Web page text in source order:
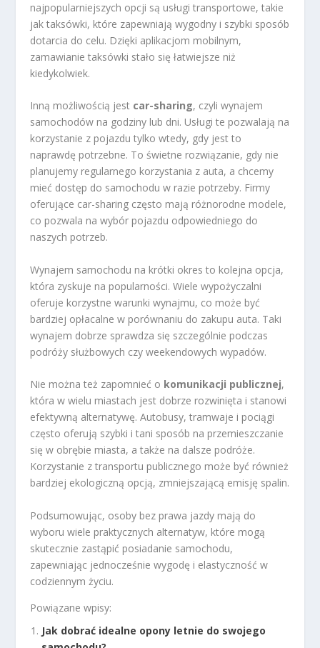
najpopularniejszych opcji są usługi transportowe, takie
jak taksówki, które zapewniają wygodny i szybki sposób
dotarcia do celu. Dzięki aplikacjom mobilnym,
zamawianie taksówki stało się łatwiejsze niż
kiedykolwiek.
Inną możliwością jest car-sharing, czyli wynajem
samochodów na godziny lub dni. Usługi te pozwalają na
korzystanie z pojazdu tylko wtedy, gdy jest to
naprawdę potrzebne. To świetne rozwiązanie, gdy nie
planujemy regularnego korzystania z auta, a chcemy
mieć dostęp do samochodu w razie potrzeby. Firmy
oferujące car-sharing często mają różnorodne modele,
co pozwala na wybór pojazdu odpowiedniego do
naszych potrzeb.
Wynajem samochodu na krótki okres to kolejna opcja,
która zyskuje na popularności. Wiele wypożyczalni
oferuje korzystne warunki wynajmu, co może być
bardziej opłacalne w porównaniu do zakupu auta. Taki
wynajem dobrze sprawdza się szczególnie podczas
podróży służbowych czy weekendowych wypadów.
Nie można też zapomnieć o komunikacji publicznej,
która w wielu miastach jest dobrze rozwinięta i stanowi
efektywną alternatywę. Autobusy, tramwaje i pociągi
często oferują szybki i tani sposób na przemieszczanie
się w obrębie miasta, a także na dalsze podróże.
Korzystanie z transportu publicznego może być również
bardziej ekologiczną opcją, zmniejszającą emisję spalin.
Podsumowując, osoby bez prawa jazdy mają do
wyboru wiele praktycznych alternatyw, które mogą
skutecznie zastąpić posiadanie samochodu,
zapewniając jednocześnie wygodę i elastyczność w
codziennym życiu.
Powiązane wpisy:
Jak dobrać idealne opony letnie do swojego